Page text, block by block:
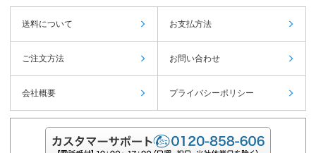
送料について お支払方法
ご注文方法 お問い合わせ
会社概要 プライバシーポリシー